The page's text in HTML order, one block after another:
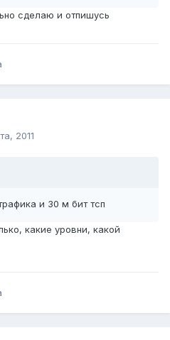
сделаю и отпишусь
2011
и 30 м бит тсп
какие уровни, какой